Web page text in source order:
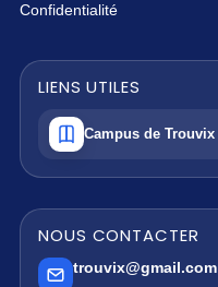
Confidentialité
LIENS UTILES
Campus de Trouvix
NOUS CONTACTER
trouvix@gmail.com